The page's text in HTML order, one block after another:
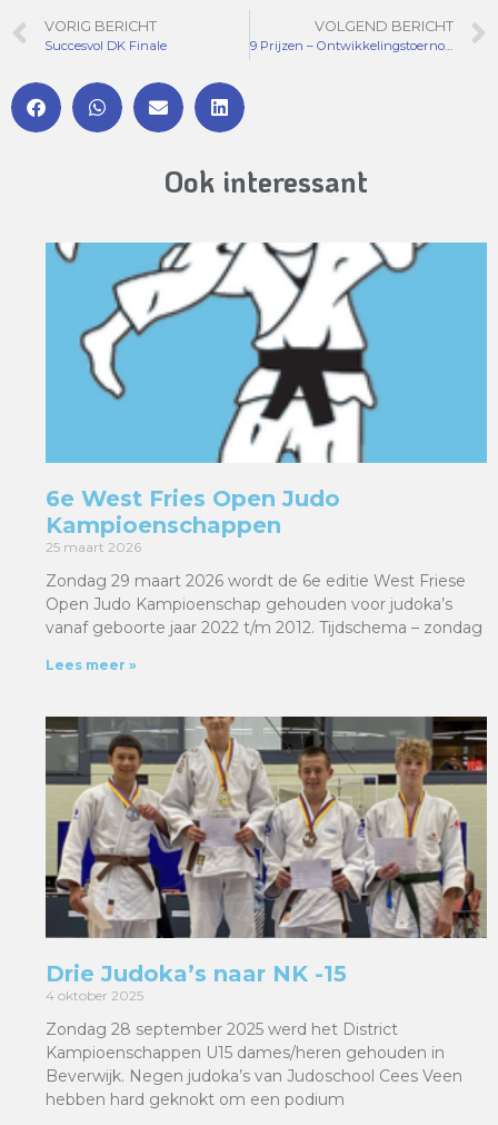
VORIG BERICHT
Succesvol DK Finale
VOLGEND BERICHT
9 Prijzen – Ontwikkelingstoernooi
Ook interessant
6e West Fries Open Judo
Kampioenschappen
25 maart 2026
Zondag 29 maart 2026 wordt de 6e editie West Friese
Open Judo Kampioenschap gehouden voor judoka’s
vanaf geboorte jaar 2022 t/m 2012. Tijdschema – zondag
Lees meer »
Drie Judoka’s naar NK -15
4 oktober 2025
Zondag 28 september 2025 werd het District
Kampioenschappen U15 dames/heren gehouden in
Beverwijk. Negen judoka’s van Judoschool Cees Veen
hebben hard geknokt om een podium